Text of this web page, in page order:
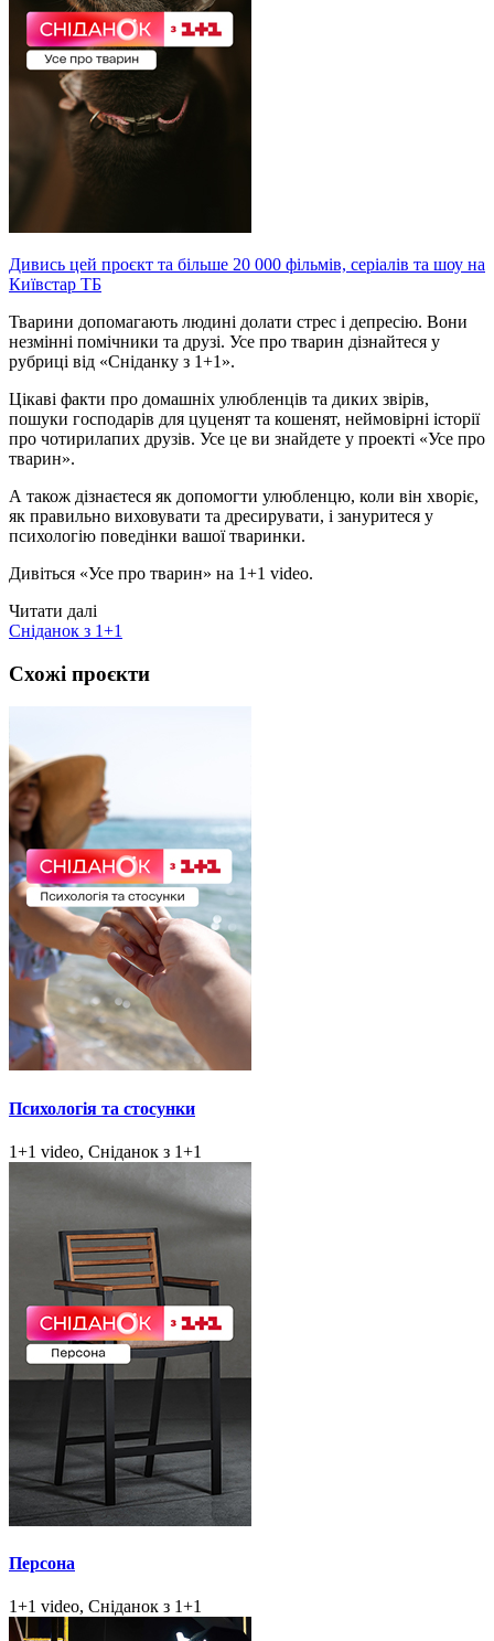
Дивись цей проєкт та більше 20 000 фільмів, серіалів та шоу на
Київстар ТБ
Тварини допомагають людині долати стрес і депресію. Вони
незмінні помічники та друзі. Усе про тварин дізнайтеся у
рубриці від «Сніданку з 1+1».
Цікаві факти про домашніх улюбленців та диких звірів,
пошуки господарів для цуценят та кошенят, неймовірні історії
про чотирилапих друзів. Усе це ви знайдете у проекті «Усе про
тварин».
А також дізнаєтеся як допомогти улюбленцю, коли він хворіє,
як правильно виховувати та дресирувати, і зануритеся у
психологію поведінки вашої тваринки.
Дивіться «Усе про тварин» на 1+1 video.
Читати далі
Сніданок з 1+1
Схожі проєкти
Психологія та стосунки
1+1 video, Сніданок з 1+1
Персона
1+1 video, Сніданок з 1+1